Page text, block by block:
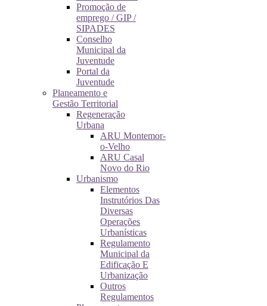
Promoção de
emprego / GIP /
SIPADES
Conselho
Municipal da
Juventude
Portal da
Juventude
Planeamento e
Gestão Territorial
Regeneração
Urbana
ARU Montemor-
o-Velho
ARU Casal
Novo do Rio
Urbanismo
Elementos
Instrutórios Das
Diversas
Operações
Urbanísticas
Regulamento
Municipal da
Edificação E
Urbanização
Outros
Regulamentos